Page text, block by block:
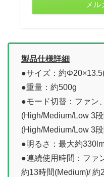
メ
製品仕様詳細
●サイズ：約
●重量：約500g
●モード切替：ファン
(High/Medium/Low 3
(High/Medium/Low 3
●明るさ：最大約
●連続使用時間：ファ
約13時間(Medium)/ 約